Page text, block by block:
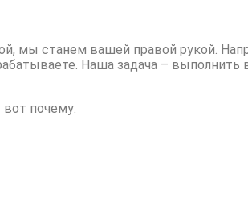
мы станем вашей правой рукой.
Наша задача – выполнить
почему: